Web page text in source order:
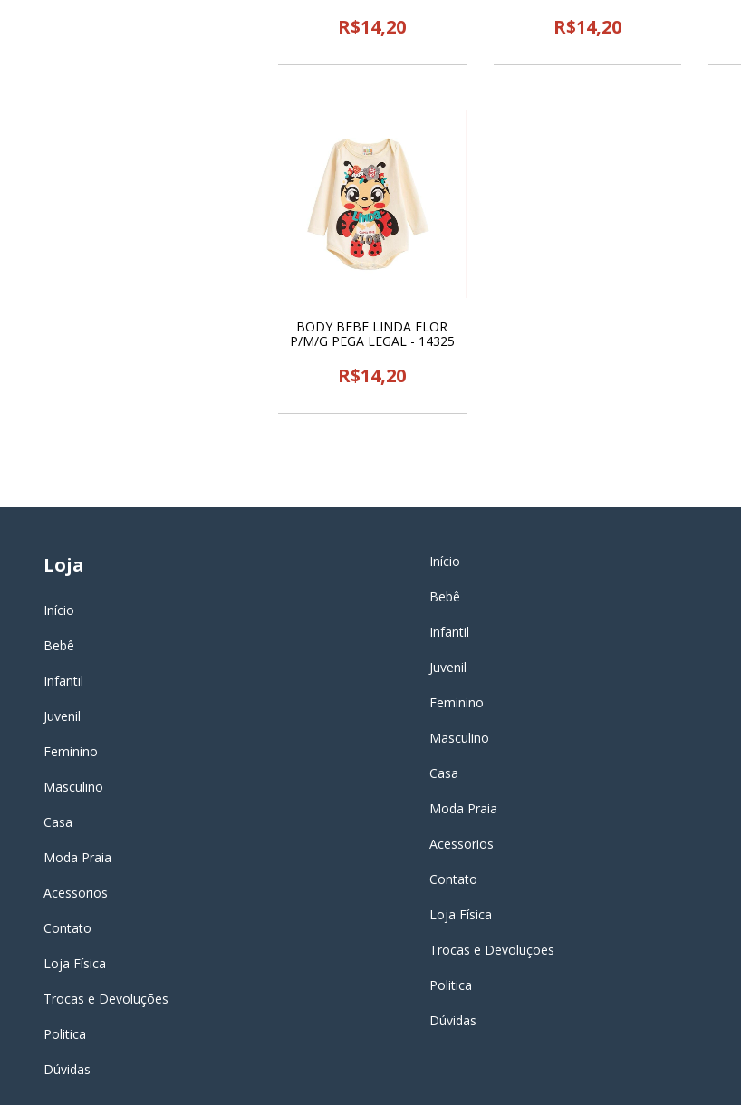
R$14,20 R$14,20
BODY BEBE LINDA FLOR
P/M/G PEGA LEGAL - 14325
R$14,20
Loja
Início
Bebê
Infantil
Juvenil
Feminino
Masculino
Casa
Moda Praia
Acessorios
Contato
Loja Física
Trocas e Devoluções
Politica
Dúvidas
Início
Bebê
Infantil
Juvenil
Feminino
Masculino
Casa
Moda Praia
Acessorios
Contato
Loja Física
Trocas e Devoluções
Politica
Dúvidas